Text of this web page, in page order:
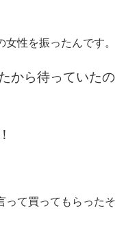
性を振ったんです。
から待っていたの
って買ってもらったそ